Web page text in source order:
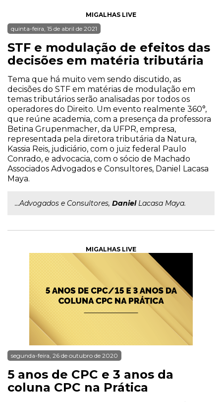
MIGALHAS LIVE
quinta-feira, 15 de abril de 2021
STF e modulação de efeitos das
decisões em matéria tributária
Tema que há muito vem sendo discutido, as
decisões do STF em matérias de modulação em
temas tributários serão analisadas por todos os
operadores do Direito. Um evento realmente 360°,
que reúne academia, com a presença da professora
Betina Grupenmacher, da UFPR, empresa,
representada pela diretora tributária da Natura,
Kassia Reis, judiciário, com o juiz federal Paulo
Conrado, e advocacia, com o sócio de Machado
Associados Advogados e Consultores, Daniel Lacasa
Maya.
...Advogados e Consultores, DanielLacasa Maya.
MIGALHAS LIVE
segunda-feira, 26 de outubro de 2020
5 anos de CPC e 3 anos da
coluna CPC na Prática